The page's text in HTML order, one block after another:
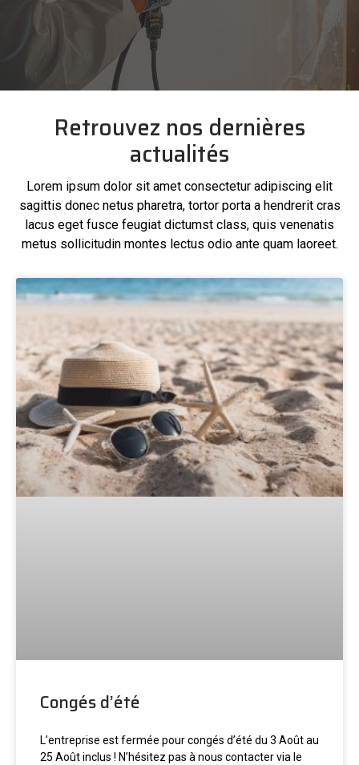
Retrouvez nos dernières
actualités
Lorem ipsum dolor sit amet consectetur adipiscing elit
sagittis donec netus pharetra, tortor porta a hendrerit cras
lacus eget fusce feugiat dictumst class, quis venenatis
metus sollicitudin montes lectus odio ante quam laoreet.
Congés d’été
L’entreprise est fermée pour congés d’été du 3 Août au
25 Août inclus ! N’hésitez pas à nous contacter via le